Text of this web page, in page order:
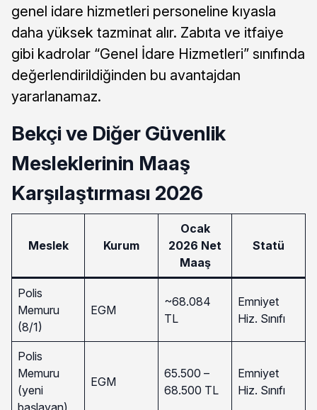
genel idare hizmetleri personeline kıyasla
daha yüksek tazminat alır. Zabıta ve itfaiye
gibi kadrolar “Genel İdare Hizmetleri” sınıfında
değerlendirildiğinden bu avantajdan
yararlanamaz.
Bekçi ve Diğer Güvenlik
Mesleklerinin Maaş
Karşılaştırması 2026
Meslek Kurum
Ocak
2026 Net
Maaş
Statü
Polis
Memuru
(8/1)
EGM
~68.084
TL
Emniyet
Hiz. Sınıfı
Polis
Memuru
(yeni
başlayan)
EGM
65.500 –
68.500 TL
Emniyet
Hiz. Sınıfı